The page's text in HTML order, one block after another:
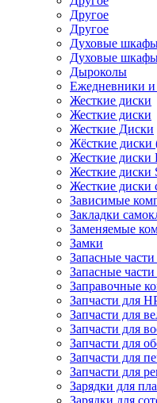
Другое
Другое
Духовые
Духовые шкафы
Дыроколы
Ежедневники
Жесткие диски
Жесткие диски
Жесткие Диски
Жёсткие диски
Жесткие диски
Жесткие диски
Жесткие диски
Зависимые
Закладки
Заменяемые
Замки
Запасные
Запасные
Заправочные
Запчасти для
Запчасти для
Запчасти для
Запчасти для
Запчасти для
Запчасти для
Зарядки для
Зарядки для